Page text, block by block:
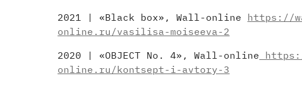
2021 | «Black box», Wall-online https://
online.ru/vasilisa-moiseeva-2
2020 | «OBJECT No. 4», Wall-online
online.ru/kontsept-i-avtory-3